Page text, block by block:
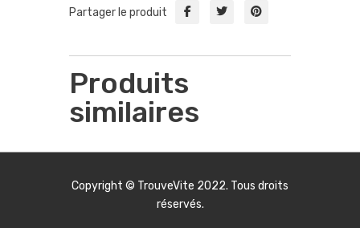
Partager le produit
Produits
similaires
Copyright © TrouveVite 2022. Tous droits
réservés.